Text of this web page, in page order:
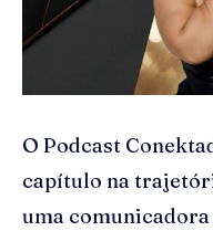
O Podcast
capítulo na
uma comunicadora